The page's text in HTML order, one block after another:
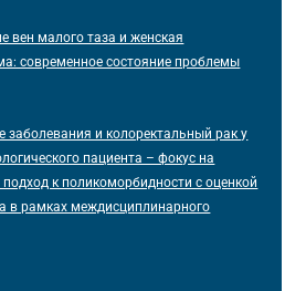
вен малого таза и женская
современное состояние проблемы
заболевания и колоректальный рак у
пациента – фокус на
к поликоморбидности с оценкой
в рамках междисциплинарного